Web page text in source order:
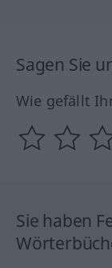
Sagen Sie
Wie gefällt
Sie haben